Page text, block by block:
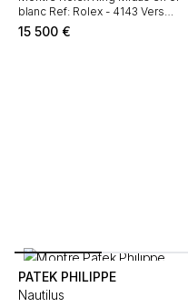
blanc Ref: Rolex - 4143 Vers
1970
15 500 €
PATEK PHILIPPE
Nautilus